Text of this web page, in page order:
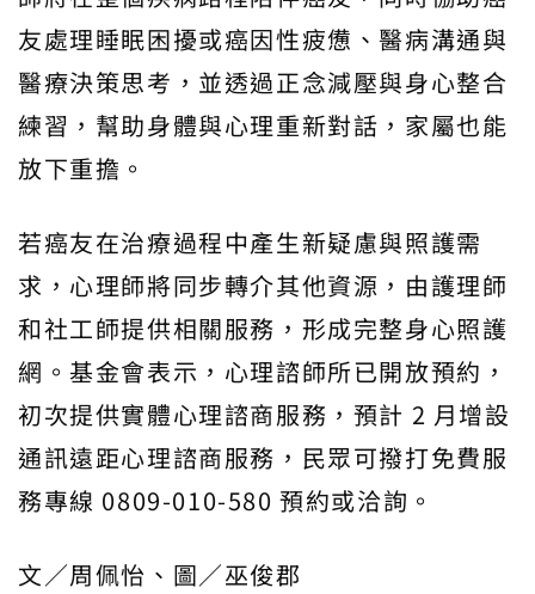
友處理睡眠困擾或癌因性疲憊、醫病溝通與
醫療決策思考，並透過正念減壓與身心整合
練習，幫助身體與心理重新對話，家屬也能
放下重擔。
若癌友在治療過程中產生新疑慮與照護需
求，心理師將同步轉介其他資源，由護理師
和社工師提供相關服務，形成完整身心照護
網。基金會表示，心理諮師所已開放預約，
初次提供實體心理諮商服務，預計 2 月增設
通訊遠距心理諮商服務，民眾可撥打免費服
務專線 0809-010-580 預約或洽詢。
文／周佩怡、圖／巫俊郡